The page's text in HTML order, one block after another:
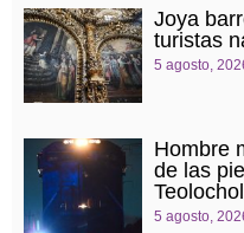
Joya
turistas
5 agosto,
Hombre
de las
5 agosto,